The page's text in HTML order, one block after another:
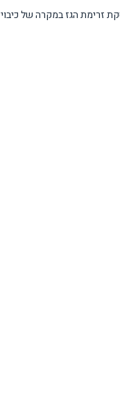
זרימת הגז במקרה של כיבוי